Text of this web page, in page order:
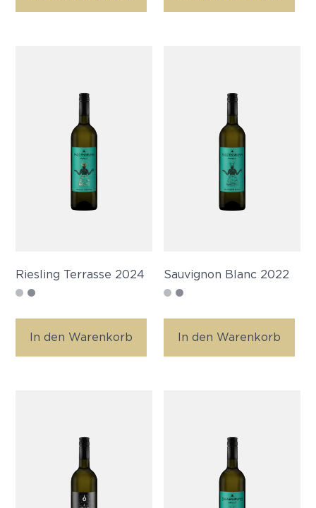
Riesling Terrasse 2024
In den Warenkorb
Sauvignon Blanc 2022
In den Warenkorb